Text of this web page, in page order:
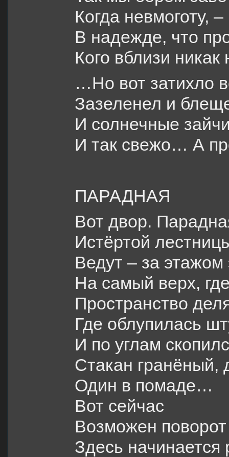
Когда невмоготу,
В надежде, что
Кого вблизи никак
…Но вот затихло
Зазеленел и
И солнечные
И так свежо… А
ПАРАДНАЯ
Вот двор.
Истёртой
Ведут – за этажом
На самый верх,
Пространство
Где облупилась
И по углам
Стакан гранёный,
Один в помаде…
Вот сейчас
Возможен
Здесь начинается